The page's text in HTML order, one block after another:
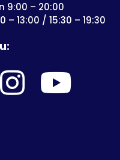
9:00 – 20:00
– 13:00 / 15:30 – 19:30